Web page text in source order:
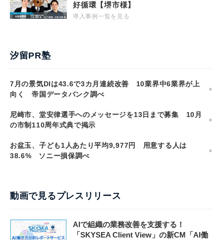
好循環【堺市様】
導入事例一覧を見る
汐留PR塾
7月の景気DIは43.6で3カ月連続改善 10業界中6業界が上
向く 帝国データバンク調べ
尼崎市、堂安律選手へのメッセージを13日まで募集 10月
の市制110周年式典で掲示
お盆玉、子ども1人あたり平均9,977円 用意する人は
38.6% ソニー損保調べ
動画で見るプレスリリース
AIで組織の業務改善を支援する！
「SKYSEA Client View」の新CM「AI働